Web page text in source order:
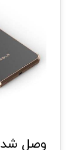
وصل